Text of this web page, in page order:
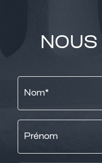
NOUS
Nom
Prénom